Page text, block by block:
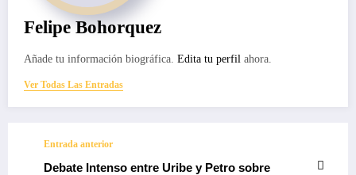
Felipe Bohorquez
Añade tu información biográfica. Edita tu perfil ahora.
Ver Todas Las Entradas
Entrada anterior
Debate Intenso entre Uribe y Petro sobre